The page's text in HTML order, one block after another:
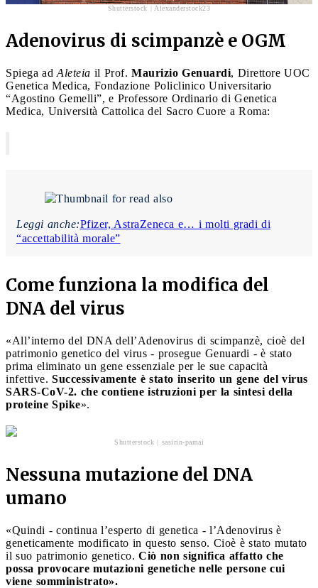
Shutterstock | Alexanderstock23
Adenovirus di scimpanzè e OGM
Spiega ad Aleteia il Prof. Maurizio Genuardi, Direttore UOC
Genetica Medica, Fondazione Policlinico Universitario
“Agostino Gemelli”, e Professore Ordinario di Genetica
Medica, Università Cattolica del Sacro Cuore a Roma:
Leggi anche:Pfizer, AstraZeneca e… i molti gradi di
“accettabilità morale”
Come funziona la modifica del
DNA del virus
«All’interno del DNA dell’Adenovirus di scimpanzè, cioè del
patrimonio genetico del virus - prosegue Genuardi - è stato
prima eliminato un gene essenziale per le sue capacità
infettive. Successivamente è stato inserito un gene del virus
SARS-CoV-2. che contiene istruzioni per la sintesi della
proteine Spike».
Shutterstock | sasirin-pamai
Nessuna mutazione del DNA
umano
«Quindi - continua l’esperto di genetica - l’Adenovirus è
geneticamente modificato in questo senso. Cioè è stato mutato
il suo patrimonio genetico. Ciò non significa affatto che
possa provocare mutazioni genetiche nelle persone cui
viene somministrato».